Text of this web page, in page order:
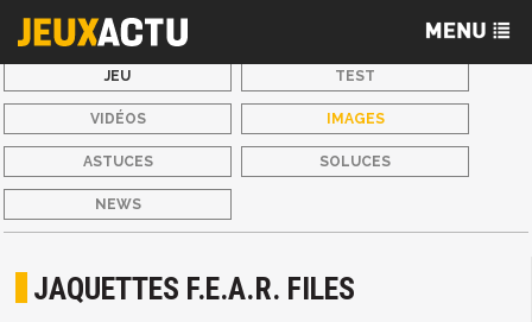
JEU TEST
VIDÉOS IMAGES
ASTUCES SOLUCES
NEWS
JAQUETTES F.E.A.R. FILES